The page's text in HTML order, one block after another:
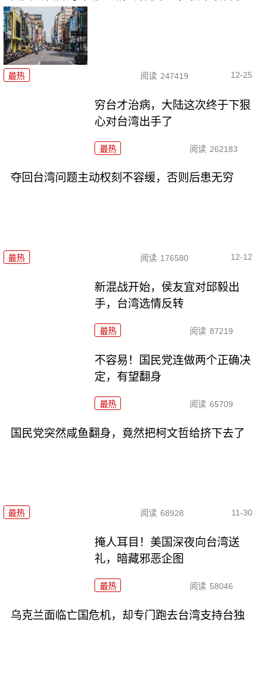
最热 阅读 247419 12-25
穷台才治病，大陆这次终于下狠
心对台湾出手了
最热 阅读 262183
夺回台湾问题主动权刻不容缓，否则后患无穷
最热 阅读 176580 12-12
新混战开始，侯友宜对邱毅出
手，台湾选情反转
最热 阅读 87219
不容易！国民党连做两个正确决
定，有望翻身
最热 阅读 65709
国民党突然咸鱼翻身，竟然把柯文哲给挤下去了
最热 阅读 68928 11-30
掩人耳目！美国深夜向台湾送
礼，暗藏邪恶企图
最热 阅读 58046
乌克兰面临亡国危机，却专门跑去台湾支持台独